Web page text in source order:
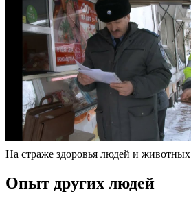
На страже здоровья людей и животных
Опыт других людей